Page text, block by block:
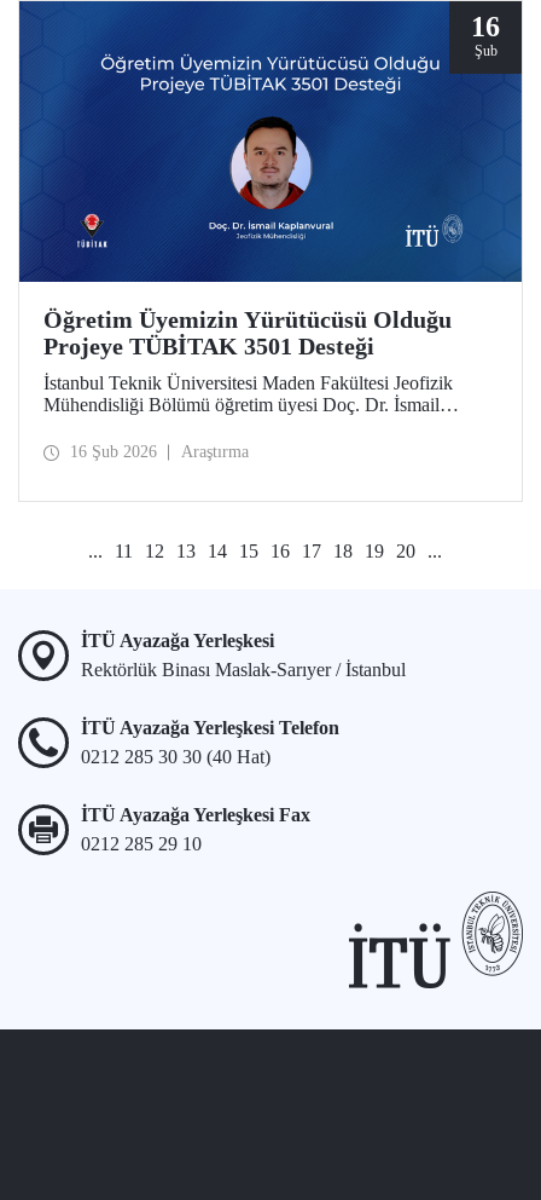
16
Şub
Öğretim Üyemizin Yürütücüsü Olduğu
Projeye TÜBİTAK 3501 Desteği
İstanbul Teknik Üniversitesi Maden Fakültesi Jeofizik
Mühendisliği Bölümü öğretim üyesi Doç. Dr. İsmail
3501 Kariyer Geliştirme Programı kapsamında destek
16 Şub 2026 Araştırma
... 11 12 13 14 15 16 17 18 19 20 ...
İTÜ Ayazağa Yerleşkesi
Rektörlük Binası Maslak-Sarıyer / İstanbul
İTÜ Ayazağa Yerleşkesi Telefon
0212 285 30 30 (40 Hat)
İTÜ Ayazağa Yerleşkesi Fax
0212 285 29 10